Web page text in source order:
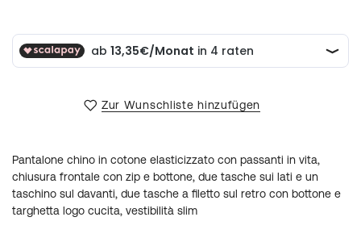
Zur Wunschliste hinzufügen
Pantalone chino in cotone elasticizzato con passanti in vita,
chiusura frontale con zip e bottone, due tasche sui lati e un
taschino sul davanti, due tasche a filetto sul retro con bottone e
targhetta logo cucita, vestibilità slim